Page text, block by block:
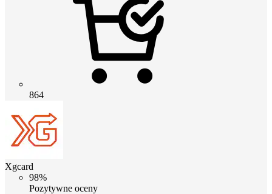
864
Xgcard
98%
Pozytywne oceny